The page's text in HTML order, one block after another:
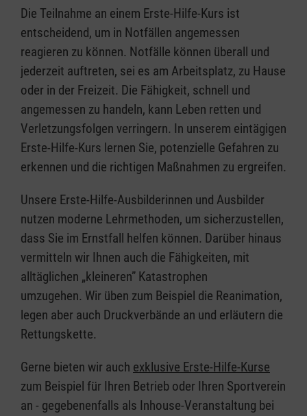
Die Teilnahme an einem Erste-Hilfe-Kurs ist
entscheidend, um in Notfällen angemessen
reagieren zu können. Notfälle können überall und
jederzeit auftreten, sei es am Arbeitsplatz, zu Hause
oder in der Freizeit. Die Fähigkeit, schnell und
angemessen zu handeln, kann Leben retten und
Verletzungsfolgen verringern. In unserem eintägigen
Erste-Hilfe-Kurs lernen Sie, potenzielle Gefahren zu
erkennen und die richtigen Maßnahmen zu ergreifen.
Unsere Erste-Hilfe-Ausbilderinnen und Ausbilder
nutzen moderne Lehrmethoden, um sicherzustellen,
dass Sie im Ernstfall helfen können. Darüber hinaus
vermitteln wir Ihnen auch die Fähigkeiten, mit
alltäglichen „kleineren” Katastrophen
umzugehen. Wir üben zum Beispiel die Reanimation,
legen aber auch Druckverbände an und erläutern die
Rettungskette.
Gerne bieten wir auch exklusive Erste-Hilfe-Kurse
zum Beispiel für Ihren Betrieb oder Ihren Sportverein
an - gegebenenfalls als Inhouse-Veranstaltung bei